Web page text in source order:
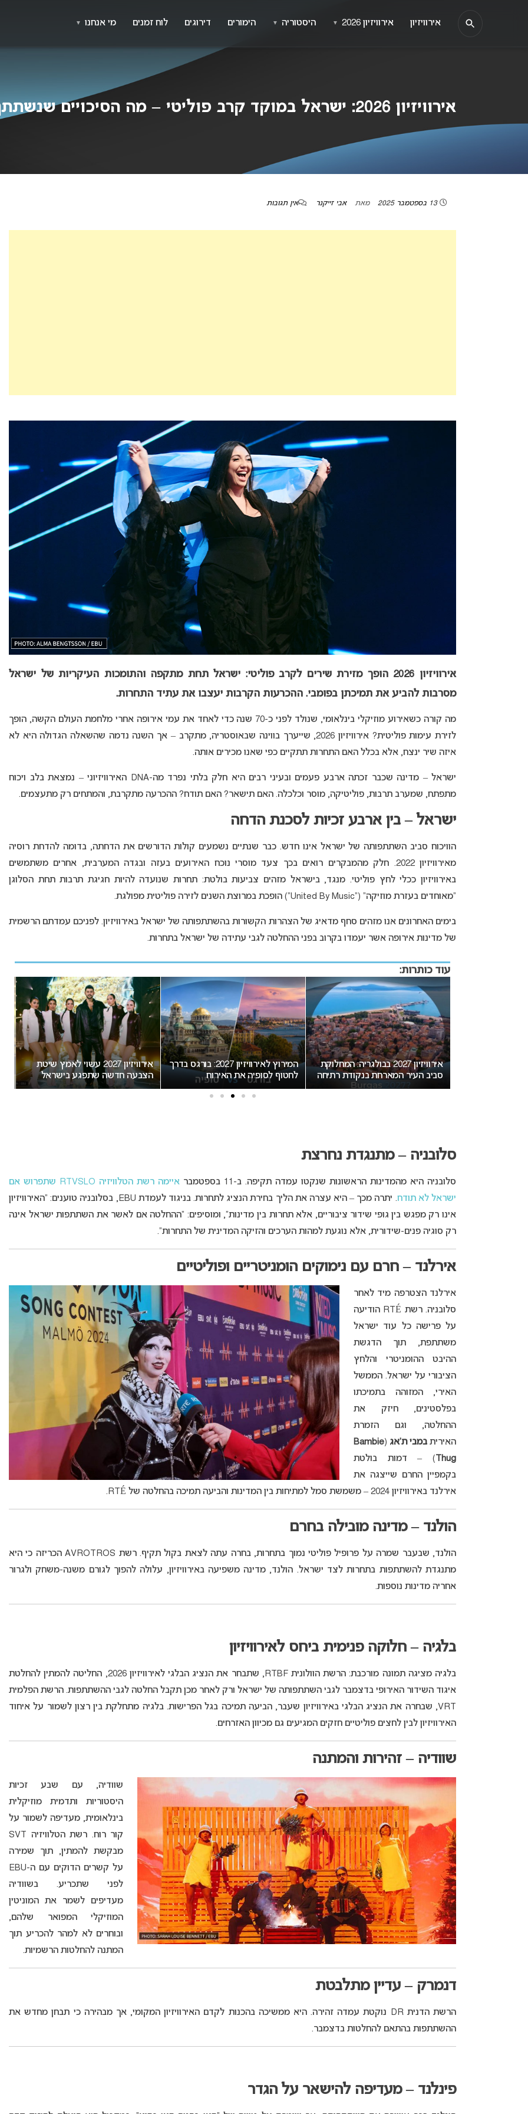
אירוויזיון 2026: ישראל במוקד קרב פוליטי – מה הסיכויים שנשתתף?
13 בספטמבר 2025 מאת אבי זייקנר אין תגובות
אירוויזיון 2026 הופך מזירת שירים לקרב פוליטי: ישראל תחת מתקפה והתומכות העיקריות של ישראל
מסרבות להביע את תמיכתן בפומבי. ההכרעות הקרבות יעצבו את עתיד התחרות.
מה קורה כשאירוע מוזיקלי בינלאומי, שנולד לפני כ-70 שנה כדי לאחד את עמי אירופה אחרי מלחמת העולם הקשה, הופך
לזירת עימות פוליטית? אירוויזיון 2026, שייערך בווינה שבאוסטריה, מתקרב – אך השנה נדמה שהשאלה הגדולה היא לא
איזה שיר ינצח, אלא בכלל האם התחרות תתקיים כפי שאנו מכירים אותה.
ישראל – מדינה שכבר זכתה ארבע פעמים ובעיני רבים היא חלק בלתי נפרד מה-DNA האירוויזיוני – נמצאת בלב ויכוח
מתפתח, שמערב תרבות, פוליטיקה, מוסר וכלכלה. האם תישאר? האם תודח? ההכרעה מתקרבת, והמתחים רק מתעצמים.
ישראל – בין ארבע זכיות לסכנת הדחה
הוויכוח סביב השתתפותה של ישראל אינו חדש. כבר שנתיים נשמעים קולות הדורשים את הדחתה, בדומה להדחת רוסיה
מאירוויזיון 2022. חלק מהמבקרים רואים בכך צעד מוסרי נוכח האירועים בעזה ובגדה המערבית, אחרים משתמשים
באירוויזיון ככלי לחץ פוליטי. מנגד, בישראל מזהים צביעות בולטת: תחרות שנועדה להיות חגיגת תרבות תחת הסלוגן
“מאוחדים בעזרת מוזיקה” (“United By Music”) הופכת במרוצת השנים לזירה פוליטית מפולגת.
בימים האחרונים אנו מזהים סחף מדאיג של הצהרות הקשורות בהשתתפותה של ישראל באירוויזיון. לפניכם עמדתם הרשמית
של מדינות אירופה אשר יעמדו בקרוב בפני ההחלטה לגבי עתידה של ישראל בתחרות.
עוד כותרות:
אירוויזיון 2027 בבולגריה: המחלוקת
סביב העיר המארחת בנקודת רתיחה
המירוץ לאירוויזיון 2027: בורגס בדרך
לחטוף לסופיה את האירוח
אירוויזיון 2027 עשוי לאמץ שיטת
הצבעה חדשה שתפגע בישראל
סלובניה – מתנגדת נחרצת
סלובניה היא מהמדינות הראשונות שנקטו עמדה תקיפה. ב-11 בספטמבר
איימה רשת הטלוויזיה RTVSLO שתפרוש אם
ישראל לא תודח
. יתרה מכך – היא עצרה את הליך בחירת הנציג לתחרות. בניגוד לעמדת EBU, בסלובניה טוענים: “האירוויזיון
אינו רק מפגש בין גופי שידור ציבוריים, אלא תחרות בין מדינות”, ומוסיפים: “ההחלטה אם לאשר את השתתפות ישראל אינה
רק סוגיה פנים-שידורית, אלא נוגעת למהות הערכים והזיקה המדינית של התחרות”.
אירלנד – חרם עם נימוקים הומניטריים ופוליטיים
אירלנד הצטרפה מיד לאחר
סלובניה. רשת RTÉ הודיעה
על פרישה כל עוד ישראל
משתתפת, תוך הדגשת
ההיבט ההומניטרי והלחץ
הציבורי על ישראל. הממשל
האירי, המזוהה בתמיכתו
בפלסטינים, חיזק את
ההחלטה, וגם הזמרת
האירית במבי ת’אג (
Bambie
Thug) – דמות בולטת
בקמפיין החרם שייצגה את
אירלנד באירוויזיון 2024 – משמשת סמל למתיחות בין המדינות והביעה תמיכה בהחלטה של RTÉ.
הולנד – מדינה מובילה בחרם
הולנד, שבעבר שמרה על פרופיל פוליטי נמוך בתחרות, בחרה עתה לצאת בקול תקיף. רשת AVROTROS הכריזה כי היא
מתנגדת להשתתפות בתחרות לצד ישראל. הולנד, מדינה משפיעה באירוויזיון, עלולה להפוך לגורם משנה-משחק ולגרור
אחריה מדינות נוספות.
בלגיה – חלוקה פנימית ביחס לאירוויזיון
בלגיה מציגה תמונה מורכבת: הרשת הוולונית RTBF, שתבחר את הנציג הבלגי לאירוויזיון 2026, החליטה להמתין להחלטת
איגוד השידור האירופי בדצמבר לגבי השתתפותה של ישראל ורק לאחר מכן תקבל החלטה לגבי ההשתתפות. הרשת הפלמית
VRT, שבחרה את הנציג הבלגי באירוויזיון שעבר, הביעה תמיכה בגל הפרישות. בלגיה מתחלקת בין רצון לשמור על איחוד
האירוויזיון לבין לחצים פוליטיים חזקים המגיעים גם מכיוון האזרחים.
שוודיה – זהירות והמתנה
שוודיה, עם שבע זכיות
היסטוריות ותדמית מוזיקלית
בינלאומית, מעדיפה לשמור על
קור רוח. רשת הטלוויזיה SVT
מבקשת להמתין, תוך שמירה
על קשרים הדוקים עם ה-EBU
לפני שתכריע. בשוודיה
מעדיפים לשמר את המוניטין
המוזיקלי המפואר שלהם,
ובוחרים לא למהר להכריע תוך
המתנה להחלטות הרשמיות.
דנמרק – עדיין מתלבטת
הרשת הדנית DR נוקטת עמדה זהירה. היא ממשיכה בהכנות לקדם האירוויזיון המקומי, אך מבהירה כי תבחן מחדש את
ההשתתפות בהתאם להחלטות בדצמבר.
פינלנד – מעדיפה להישאר על הגדר
אירוויזיון אירוויזיון 2026 ▼ היסטוריה ▼ הימורים דירוגים לוח זמנים מי אנחנו ▼